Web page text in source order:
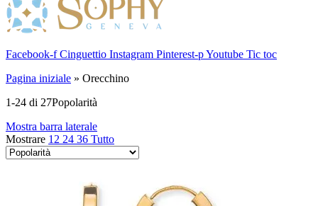
Facebook-f Cinguettio Instagram Pinterest-pYoutube Tic toc
Pagina iniziale » Orecchino
1-24 di 27Popolarità
Mostra barra laterale
Mostrare 12 24 36 Tutto